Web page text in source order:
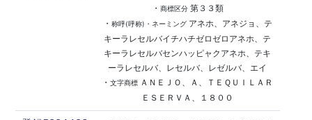
・ 商標区分第３３類
・ 称呼(呼称)・ネーミングアネホ、アネジョ、テ
キーラレセルバイチハチゼロゼロアネホ、テ
キーラレセルバセンハッピャクアネホ、テキ
ーラレセルバ、レセルバ、レゼルバ、エイ
・ 文字商標 ＡＮＥＪＯ、Ａ、ＴＥＱＵＩＬＡＲ
ＥＳＥＲＶＡ、１８００